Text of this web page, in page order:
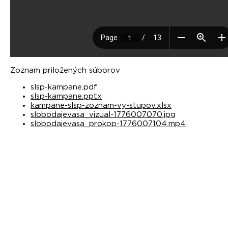
Zoznam priložených súborov
slsp-kampane.pdf
slsp-kampane.pptx
kampane-slsp-zoznam-vy-stupov.xlsx
slobodajevasa_vizual-1776007070.jpg
slobodajevasa_prokop-1776007104.mp4